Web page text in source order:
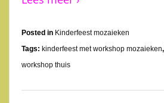
Posted in Kinderfeest mozaieken
Tags: kinderfeest met workshop mozaieken,
workshop thuis